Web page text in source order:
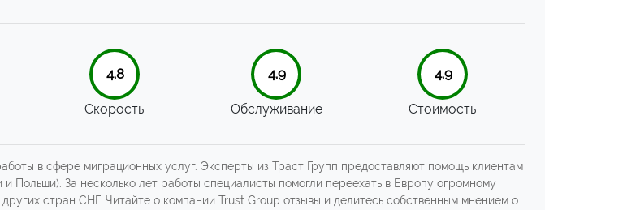
4.8
Скорость
4.9
Обслуживание
4.9
Стоимость
в сфере миграционных услуг. Эксперты из Траст Групп предоставляют помощь клиентам
Польши). За несколько лет работы специалисты помогли переехать в Европу огромному
стран СНГ. Читайте о компании Trust Group отзывы и делитесь собственным мнением о